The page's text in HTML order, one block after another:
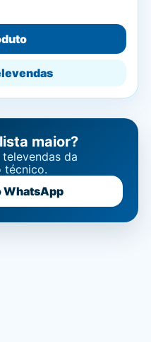
maior?
da
técnico.
WhatsApp